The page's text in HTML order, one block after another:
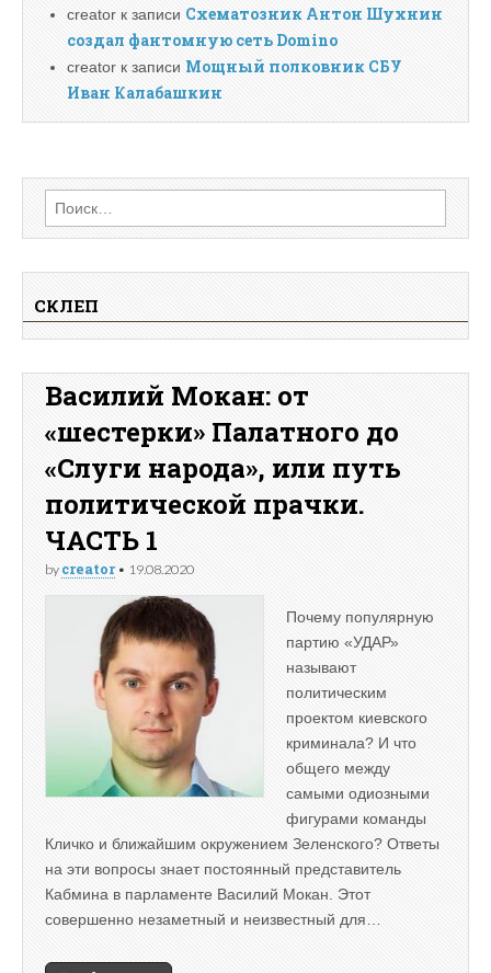
creator к записи Схематозник Антон Шухнин
создал фантомную сеть Domino
creator к записи Мощный полковник СБУ
Иван Калабашкин
Найти:
СКЛЕП
Василий Мокан: от
«шестерки» Палатного до
«Слуги народа», или путь
политической прачки.
ЧАСТЬ 1
by creator• 19.08.2020
Почему популярную
партию «УДАР»
называют
политическим
проектом киевского
криминала? И что
общего между
самыми одиозными
фигурами команды
Кличко и ближайшим окружением Зеленского? Ответы
на эти вопросы знает постоянный представитель
Кабмина в парламенте Василий Мокан. Этот
совершенно незаметный и неизвестный для…